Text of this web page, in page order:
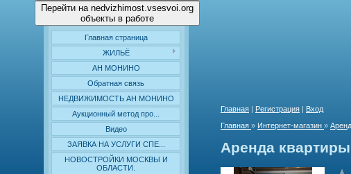
Перейти на nedvizhimost.vsesvoi.org
объекты в работе
Главная страница
ЖИЛЬЁ
АН МОНИНО
Обратная связь
НЕДВИЖИМОСТЬ АН МОНИНО
Аукционный метод про...
Видео
ЗАЯВКА НА УСЛУГИ СПЕ...
НОВОСТРОЙКИ МОСКВЫ И
ОБЛАСТИ.
Главная | Регистрация | Вход
Главная » Интернет-магазин »
Аренда